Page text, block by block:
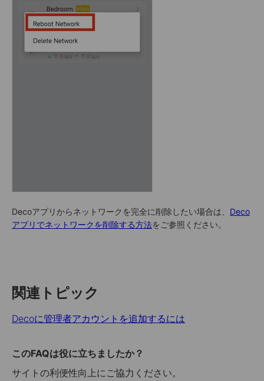
Decoアプリからネットワークを完全に削除したい場合は、 Deco
アプリでネットワークを削除する方法をご参照ください。
関連トピック
Decoに管理者アカウントを追加するには
このFAQは役に立ちましたか？
サイトの利便性向上にご協力ください。